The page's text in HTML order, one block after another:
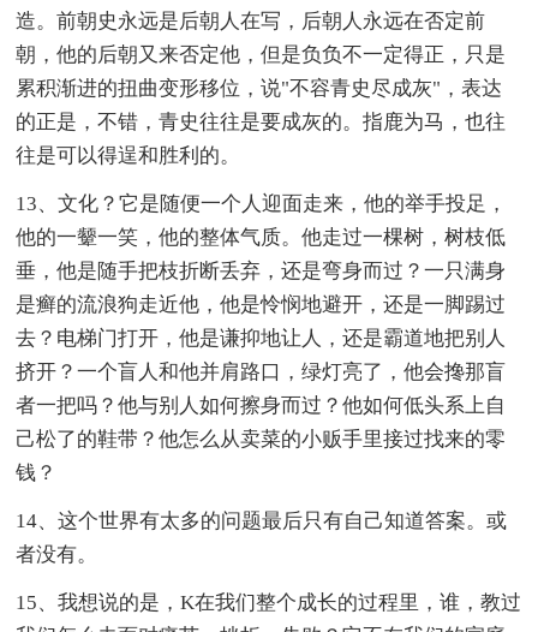
造。前朝史永远是后朝人在写，后朝人永远在否定前
朝，他的后朝又来否定他，但是负负不一定得正，只是
累积渐进的扭曲变形移位，说"不容青史尽成灰"，表达
的正是，不错，青史往往是要成灰的。指鹿为马，也往
往是可以得逞和胜利的。
13、文化？它是随便一个人迎面走来，他的举手投足，
他的一颦一笑，他的整体气质。他走过一棵树，树枝低
垂，他是随手把枝折断丢弃，还是弯身而过？一只满身
是癣的流浪狗走近他，他是怜悯地避开，还是一脚踢过
去？电梯门打开，他是谦抑地让人，还是霸道地把别人
挤开？一个盲人和他并肩路口，绿灯亮了，他会搀那盲
者一把吗？他与别人如何擦身而过？他如何低头系上自
己松了的鞋带？他怎么从卖菜的小贩手里接过找来的零
钱？
14、这个世界有太多的问题最后只有自己知道答案。或
者没有。
15、我想说的是，K在我们整个成长的过程里，谁，教过